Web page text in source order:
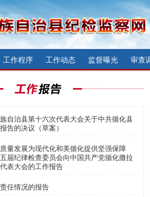
工作程序 工作动态 监督曝光 审查
自治县第十六次代表大会关于中共循化县
告的决议（草案）
量发展为现代化和美循化提供坚强保障
届纪律检查委员会向中国共产党循化撒拉
表大会的工作报告
任情况的报告